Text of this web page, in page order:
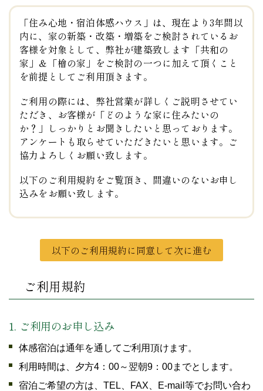
「住み心地・宿泊体感ハウス」は、現在より3年間以
内に、家の新築・改築・増築をご検討されているお
客様を対象 として、 弊社が建築致します「共和の
家」＆「檜の家」をご検討の一つに加えて頂くこと
を前提 としてご利用頂きます。
ご利用の際には、弊社営業が詳しくご説明させてい
ただき、お客様が「どのような家に住みたいの
か？」しっかりとお聞きしたいと思っております。
アンケートも取らせていただきたいと思います。ご
協力よろしくお願い致します。
以下のご利用規約をご覧頂き、間違いのないお申し
込みをお願い致します。
以下のご利用規約に同意して次に進む
ご利用規約
1. ご利用のお申し込み
体感宿泊は通年を通してご利用頂けます。
利用時間は、夕方4：00～翌朝9：00までとします。
宿泊ご希望の方は、TEL、FAX、E-mail等でお問い合わ